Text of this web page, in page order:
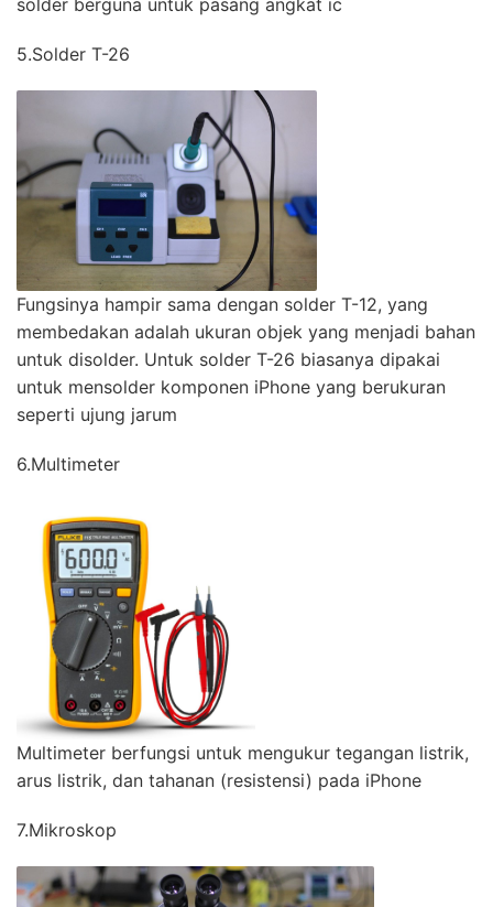
solder berguna untuk pasang angkat ic
5.Solder T-26
Fungsinya hampir sama dengan solder T-12, yang
membedakan adalah ukuran objek yang menjadi bahan
untuk disolder. Untuk solder T-26 biasanya dipakai
untuk mensolder komponen iPhone yang berukuran
seperti ujung jarum
6.Multimeter
Multimeter berfungsi untuk mengukur tegangan listrik,
arus listrik, dan tahanan (resistensi) pada iPhone
7.Mikroskop